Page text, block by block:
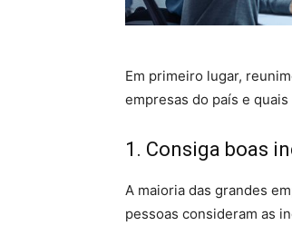
Em primeiro lugar,
empresas do país e
1. Consiga boas
A maioria das grandes
pessoas consideram as